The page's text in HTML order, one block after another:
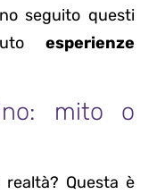
seguito questi
esperienze
mito o
Questa è